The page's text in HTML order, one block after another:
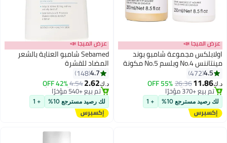
عرض الميجا 📣
اولابلكس مجموعة شامبو بوند
مينتاننس No.4 وبلسم No.5 مكونة
من قطعتين أبيض 250x2ملليلتر
4.5
472
د.ك‏11.86
26.36
55% OFF
#1 في مجموعات الشامبو والبلسم
أقل سعر في السنة
تم بيع +370 مؤخرًا
#1 في مجموعات الشامبو والبلسم
لك رصيد مسترجع 10% + 1
عرض الميجا 📣
Sebamed شامبو العناية بالشعر
المضاد للقشرة
4.7
148
د.ك‏2.62
4.54
42% OFF
#1 في شامبو وبلسم
أقل سعر في 30 يوم
تم بيع +540 مؤخرًا
#1 في شامبو وبلسم
لك رصيد مسترجع 10% + 1